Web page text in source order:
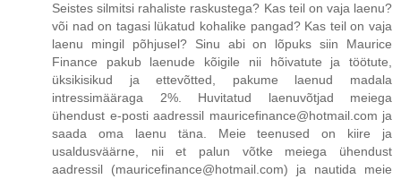
Seistes silmitsi rahaliste raskustega? Kas teil on vaja laenu?
või nad on tagasi lükatud kohalike pangad? Kas teil on vaja
laenu mingil põhjusel? Sinu abi on lõpuks siin Maurice
Finance pakub laenude kõigile nii hõivatute ja töötute,
üksikisikud ja ettevõtted, pakume laenud madala
intressimääraga 2%. Huvitatud laenuvõtjad meiega
ühendust e-posti aadressil mauricefinance@hotmail.com ja
saada oma laenu täna. Meie teenused on kiire ja
usaldusväärne, nii et palun võtke meiega ühendust
aadressil (mauricefinance@hotmail.com) ja nautida meie